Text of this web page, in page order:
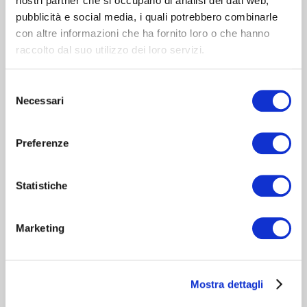
pubblicità e social media, i quali potrebbero combinarle
con altre informazioni che ha fornito loro o che hanno
raccolto dal suo utilizzo dei loro servizi.
delNecessari
Preferenze
Statistiche
Marketing
Mostra dettagli
dato da un driver e da un amplificatore attentamente